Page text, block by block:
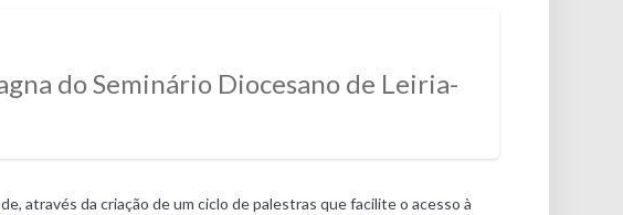
do Seminário Diocesano de Leiria-
através da criação de um ciclo de palestras que facilite o acesso à